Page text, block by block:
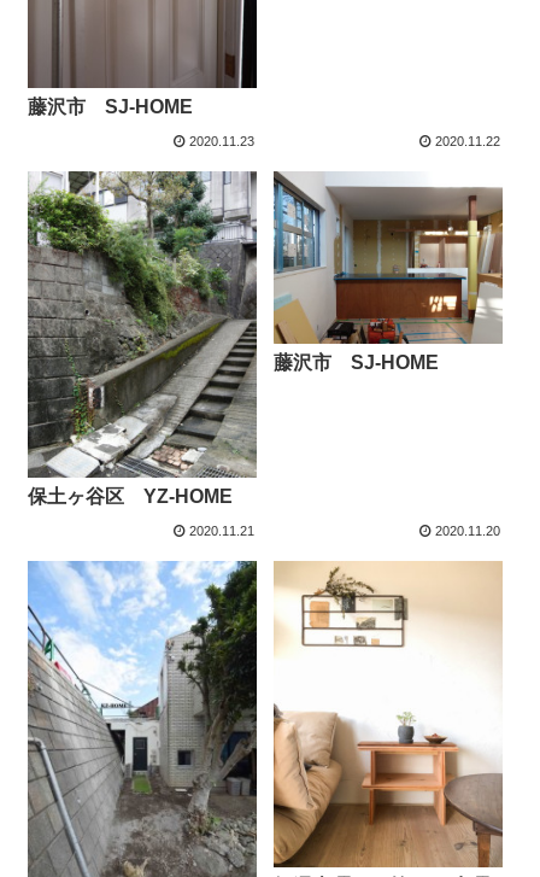
藤沢市 SJ-HOME
2020.11.23 2020.11.22
保土ヶ谷区 YZ-HOME
2020.11.21
藤沢市 SJ-HOME
2020.11.20